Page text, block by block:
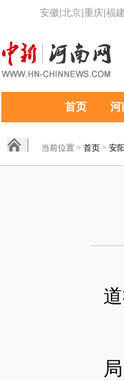
安徽|北京|重庆|福建
首页 河
当前位置 > 首页 > 安阳